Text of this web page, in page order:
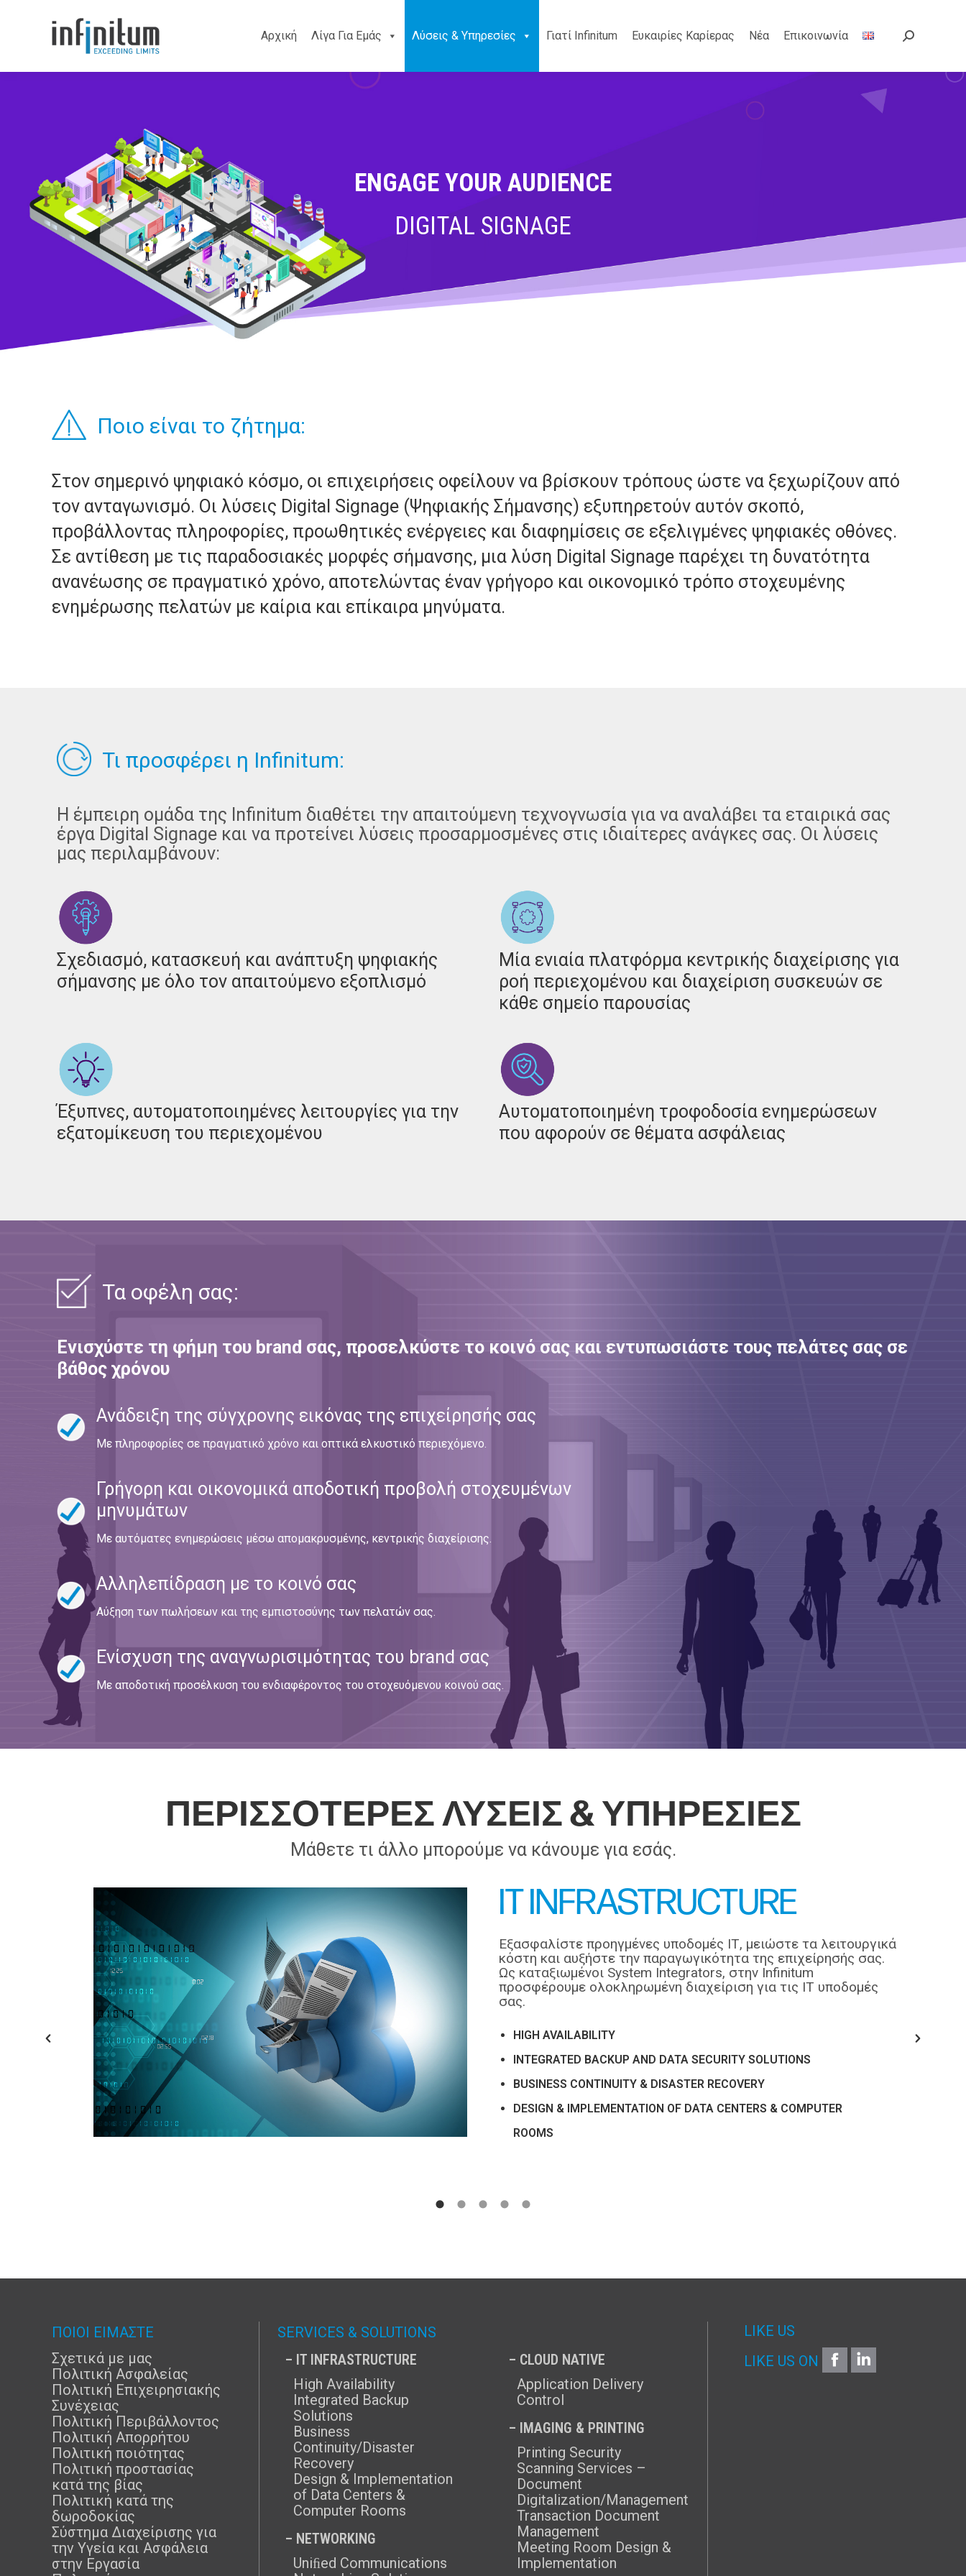
Αρχική Λίγα Για Εμάς Λύσεις & Υπηρεσίες Γιατί Infinitum Ευκαιρίες Καρίερας Νέα Επικοινωνία Search:
ENGAGE YOUR AUDIENCE
DIGITAL SIGNAGE
Ποιο είναι το ζήτημα:
Στον σημερινό ψηφιακό κόσμο, οι επιχειρήσεις οφείλουν να βρίσκουν τρόπους ώστε να ξεχωρίζουν από
τον ανταγωνισμό. Οι λύσεις Digital Signage (Ψηφιακής Σήμανσης) εξυπηρετούν αυτόν σκοπό,
προβάλλοντας πληροφορίες, προωθητικές ενέργειες και διαφημίσεις σε εξελιγμένες ψηφιακές οθόνες.
Σε αντίθεση με τις παραδοσιακές μορφές σήμανσης, μια λύση Digital Signage παρέχει τη δυνατότητα
ανανέωσης σε πραγματικό χρόνο, αποτελώντας έναν γρήγορο και οικονομικό τρόπο στοχευμένης
ενημέρωσης πελατών με καίρια και επίκαιρα μηνύματα.
Τι προσφέρει η Infinitum:
Η έμπειρη ομάδα της Infinitum διαθέτει την απαιτούμενη τεχνογνωσία για να αναλάβει τα εταιρικά σας
έργα Digital Signage και να προτείνει λύσεις προσαρμοσμένες στις ιδιαίτερες ανάγκες σας. Οι λύσεις
μας περιλαμβάνουν:
Σχεδιασμό, κατασκευή και ανάπτυξη ψηφιακής
σήμανσης με όλο τον απαιτούμενο εξοπλισμό
Έξυπνες, αυτοματοποιημένες λειτουργίες για την
εξατομίκευση του περιεχομένου
Μία ενιαία πλατφόρμα κεντρικής διαχείρισης για
ροή περιεχομένου και διαχείριση συσκευών σε
κάθε σημείο παρουσίας
Αυτοματοποιημένη τροφοδοσία ενημερώσεων
που αφορούν σε θέματα ασφάλειας
Τα οφέλη σας:
Ενισχύστε τη φήμη του brand σας, προσελκύστε το κοινό σας και εντυπωσιάστε τους πελάτες σας σε
βάθος χρόνου
Ανάδειξη της σύγχρονης εικόνας της επιχείρησής σας
Με πληροφορίες σε πραγματικό χρόνο και οπτικά ελκυστικό περιεχόμενο.
Γρήγορη και οικονομικά αποδοτική προβολή στοχευμένων
μηνυμάτων
Με αυτόματες ενημερώσεις μέσω απομακρυσμένης, κεντρικής διαχείρισης.
Αλληλεπίδραση με το κοινό σας
Αύξηση των πωλήσεων και της εμπιστοσύνης των πελατών σας.
Ενίσχυση της αναγνωρισιμότητας του brand σας
Με αποδοτική προσέλκυση του ενδιαφέροντος του στοχευόμενου κοινού σας.
ΠΕΡΙΣΣΟΤΕΡΕΣ ΛΥΣΕΙΣ & ΥΠΗΡΕΣΙΕΣ
Μάθετε τι άλλο μπορούμε να κάνουμε για εσάς.
IT INFRASTRUCTURE
Εξασφαλίστε προηγμένες υποδομές ΙΤ, μειώστε τα λειτουργικά
κόστη και αυξήστε την παραγωγικότητα της επιχείρησής σας.
Ως καταξιωμένοι System Integrators, στην Infinitum
προσφέρουμε ολοκληρωμένη διαχείριση για τις ΙΤ υποδομές
σας.
HIGH AVAILABILITY
INTEGRATED BACKUP AND DATA SECURITY SOLUTIONS
BUSINESS CONTINUITY & DISASTER RECOVERY
DESIGN & IMPLEMENTATION OF DATA CENTERS & COMPUTER
ROOMS
ΠΟΙΟΙ ΕΙΜΑΣΤΕ
Σχετικά με μας
Πολιτική Ασφαλείας
Πολιτική Επιχειρησιακής
Συνέχειας
Πολιτική Περιβάλλοντος
Πολιτική Απορρήτου
Πολιτική ποιότητας
Πολιτική προστασίας
κατά της βίας
Πολιτική κατά της
δωροδοκίας
Σύστημα Διαχείρισης για
την Υγεία και Ασφάλεια
στην Εργασία
SERVICES & SOLUTIONS
– IT INFRASTRUCTURE
High Availability
Integrated Backup
Solutions
Business
Continuity/Disaster
Recovery
Design & Implementation
of Data Centers &
Computer Rooms
– NETWORKING
Uniﬁed Communications
– CLOUD NATIVE
Application Delivery
Control
– IMAGING & PRINTING
Printing Security
Scanning Services –
Document
Digitalization/Management
Transaction Document
Management
Meeting Room Design &
Implementation
LIKE US
LIKE US ON
FACEBOOK